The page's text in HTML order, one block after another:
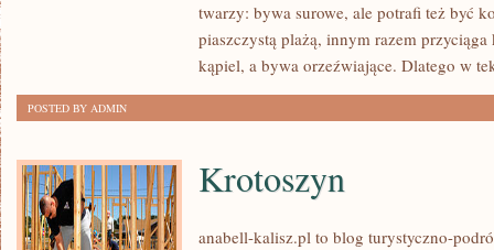
WYBRZEŻY
twarzy: bywa surowe, ale potrafi też być
piaszczystą plażą, innym razem
kąpiel, a bywa orzeźwiające. Dlatego w
POSTED BY ADMIN
Krotoszyn
anabell-kalisz.pl to blog turystyczno-